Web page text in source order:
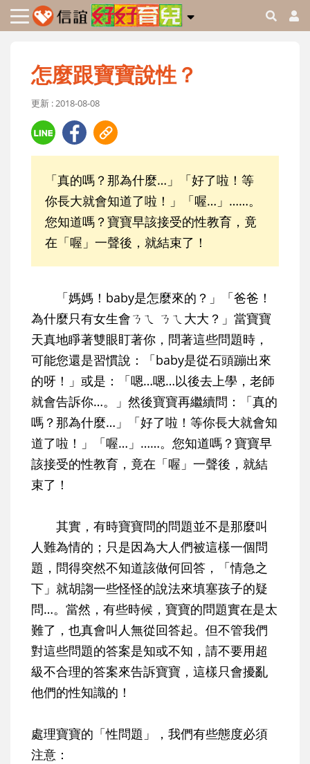
怎麼跟寶寶說性？
更新 : 2018-08-08
「真的嗎？那為什麼…」「好了啦！等
你長大就會知道了啦！」「喔…」……。
您知道嗎？寶寶早該接受的性教育，竟
在「喔」一聲後，就結束了！
「媽媽！baby是怎麼來的？」「爸爸！
為什麼只有女生會ㄋㄟ ㄋㄟ大大？」當寶寶
天真地睜著雙眼盯著你，問著這些問題時，
可能您還是習慣說：「baby是從石頭蹦出來
的呀！」或是：「嗯…嗯…以後去上學，老師
就會告訴你…。」然後寶寶再繼續問：「真的
嗎？那為什麼…」「好了啦！等你長大就會知
道了啦！」「喔…」……。 您知道嗎？寶寶早
該接受的性教育，竟在「喔」一聲後，就結
束了！
其實，有時寶寶問的問題並不是那麼叫
人難為情的；只是因為大人們被這樣一個問
題，問得突然不知道該做何回答，「情急之
下」就胡謅一些怪怪的說法來填塞孩子的疑
問…。當然，有些時候，寶寶的問題實在是太
難了，也真會叫人無從回答起。但不管我們
對這些問題的答案是知或不知，請不要用超
級不合理的答案來告訴寶寶，這樣只會擾亂
他們的性知識的！
處理寶寶的「性問題」，我們有些態度必須
注意：